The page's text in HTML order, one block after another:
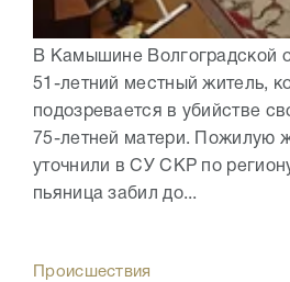
В Камышине Волгоградской
51-летний местный житель,
подозревается в убийстве
75-летней матери. Пожилую
уточнили в СУ СКР по
пьяница забил до...
Происшествия